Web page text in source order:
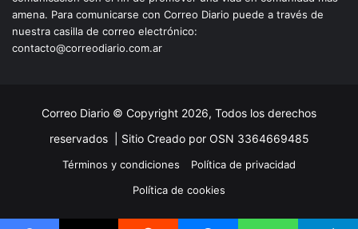
amena. Para comunicarse con Correo Diario puede a través de
nuestra casilla de correo electrónico:
contacto@correodiario.com.ar
Correo Diario © Copyright 2026, Todos los derechos
reservados | Sitio Creado por OSN 3364669485
Términos y condiciones
Política de privacidad
Política de cookies